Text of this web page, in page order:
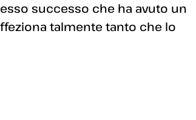
successo che ha avuto un
talmente tanto che lo